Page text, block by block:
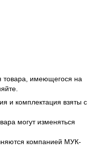
товара, имеющегося на
и комплектация взяты с
могут изменяться
компанией МУК-